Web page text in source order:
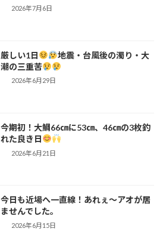
2026年7月6日
厳しい1日
地震・台風後の濁り・大
潮の三重苦
2026年6月29日
今期初！大鯛66㎝に53㎝、46㎝の3枚釣
れた良き日
2026年6月21日
今日も近場へ一直線！あれぇ～アオが居
ませんでした。
2026年6月15日